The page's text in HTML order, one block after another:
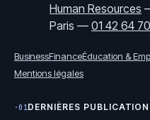
Human Resources
Paris —01 42 64
BusinessFinanceÉducation &
Mentions légales
·01DERNIÈRES